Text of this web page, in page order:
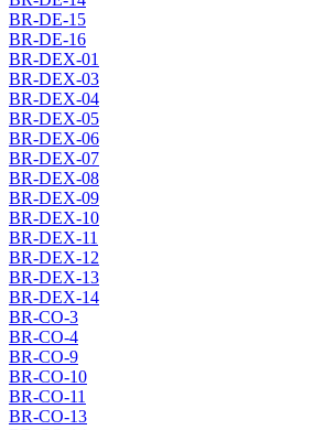
BR-DE-15
BR-DE-16
BR-DEX-01
BR-DEX-03
BR-DEX-04
BR-DEX-05
BR-DEX-06
BR-DEX-07
BR-DEX-08
BR-DEX-09
BR-DEX-10
BR-DEX-11
BR-DEX-12
BR-DEX-13
BR-DEX-14
BR-CO-3
BR-CO-4
BR-CO-9
BR-CO-10
BR-CO-11
BR-CO-13